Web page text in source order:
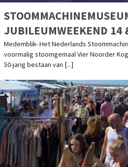
JUBILEUMWEEKEND 14
Medemblik- Het Nederlands
voormalig stoomgemaal Vier Noorder
50-jarig bestaan van [...]